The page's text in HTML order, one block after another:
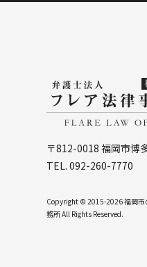
〒812-0018 福岡市博
TEL. 092-260-7770
Copyright © 2015-2026 福岡市
務所 All Rights Reserved.